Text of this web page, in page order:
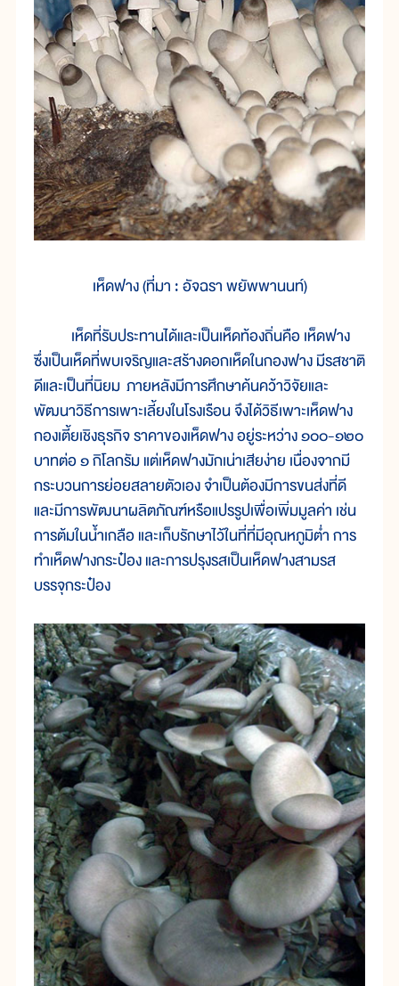
เห็ดฟาง (ที่มา : อัจฉรา พยัพพานนท์)
เห็ดที่รับประทานได้และเป็นเห็ดท้องถิ่นคือ เห็ดฟาง
ซึ่งเป็นเห็ดที่พบเจริญและสร้างดอกเห็ดในกองฟาง มีรสชาติ
ดีและเป็นที่นิยม ภายหลังมีการศึกษาค้นคว้าวิจัยและ
พัฒนาวิธีการเพาะเลี้ยงในโรงเรือน จึงได้วิธีเพาะเห็ดฟาง
กองเตี้ยเชิงธุรกิจ ราคาของเห็ดฟาง อยู่ระหว่าง ๑๐๐-๑๒๐
บาทต่อ ๑ กิโลกรัม แต่เห็ดฟางมักเน่าเสียง่าย เนื่องจากมี
กระบวนการย่อยสลายตัวเอง จำเป็นต้องมีการขนส่งที่ดี
และมีการพัฒนาผลิตภัณฑ์หรือแปรรูปเพื่อเพิ่มมูลค่า เช่น
การต้มในน้ำเกลือ และเก็บรักษาไว้ในที่ที่มีอุณหภูมิต่ำ การ
ทำเห็ดฟางกระป๋อง และการปรุงรสเป็นเห็ดฟางสามรส
บรรจุกระป๋อง